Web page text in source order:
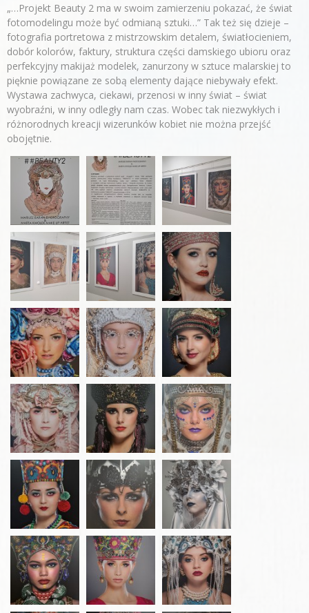
„…Projekt Beauty 2 ma w swoim zamierzeniu pokazać, że świat
fotomodelingu może być odmianą sztuki…” Tak też się dzieje –
fotografia portretowa z mistrzowskim detalem, światłocieniem,
dobór kolorów, faktury, struktura części damskiego ubioru oraz
perfekcyjny makijaż modelek, zanurzony w sztuce malarskiej to
pięknie powiązane ze sobą elementy dające niebywały efekt.
Wystawa zachwyca, ciekawi, przenosi w inny świat – świat
wyobraźni, w inny odległy nam czas. Wobec tak niezwykłych i
różnorodnych kreacji wizerunków kobiet nie można przejść
obojętnie.